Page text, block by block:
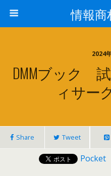
情報商
2024
DMMブック
ィサー
Share Tweet
Pocket